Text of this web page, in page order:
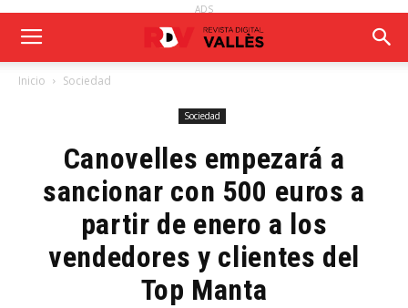
ADS
Inicio Sociedad
Sociedad
Canovelles empezará a
sancionar con 500 euros a
partir de enero a los
vendedores y clientes del
Top Manta